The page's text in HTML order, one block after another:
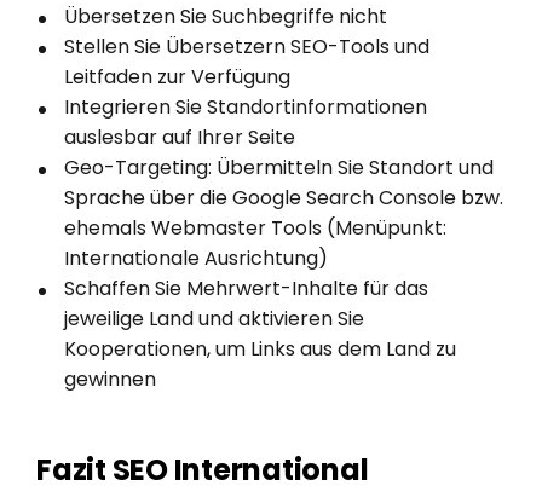
Übersetzen Sie Suchbegriffe nicht
Stellen Sie Übersetzern SEO-Tools und
Leitfaden zur Verfügung
Integrieren Sie Standortinformationen
auslesbar auf Ihrer Seite
Geo-Targeting: Übermitteln Sie Standort und
Sprache über die Google Search Console bzw.
ehemals Webmaster Tools (Menüpunkt:
Internationale Ausrichtung)
Schaffen Sie Mehrwert-Inhalte für das
jeweilige Land und aktivieren Sie
Kooperationen, um Links aus dem Land zu
gewinnen
Fazit SEO International